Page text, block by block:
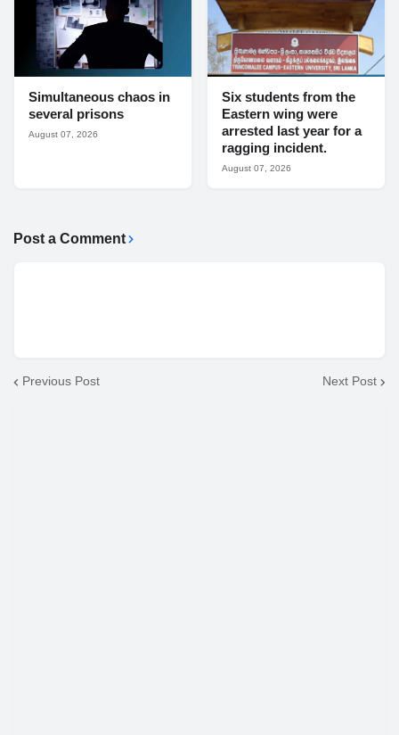
Simultaneous chaos in
several prisons
August 07, 2026
Six students from the
Eastern wing were
arrested last year for a
ragging incident.
August 07, 2026
Post a Comment
Previous Post Next Post